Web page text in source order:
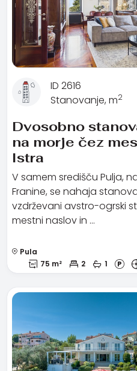
ID 2616
Stanovanje, m2
Dvosobno
na morje čez
Istra
V samem središču Pulja,
Franine, se nahaja
vzdrževani avstro-ogrski
mestni naslov in …
Pula
75 m²
2 1